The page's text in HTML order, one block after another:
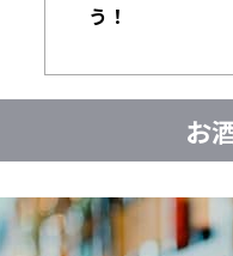
う！
お